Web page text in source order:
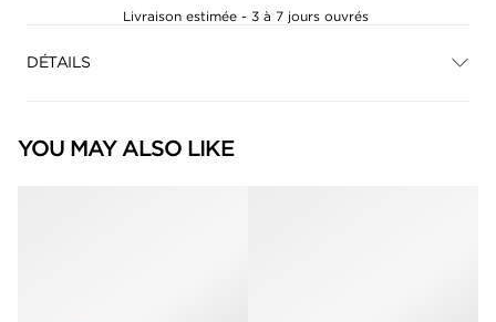
Livraison estimée - 3 à 7 jours ouvrés
DÉTAILS
YOU MAY ALSO LIKE